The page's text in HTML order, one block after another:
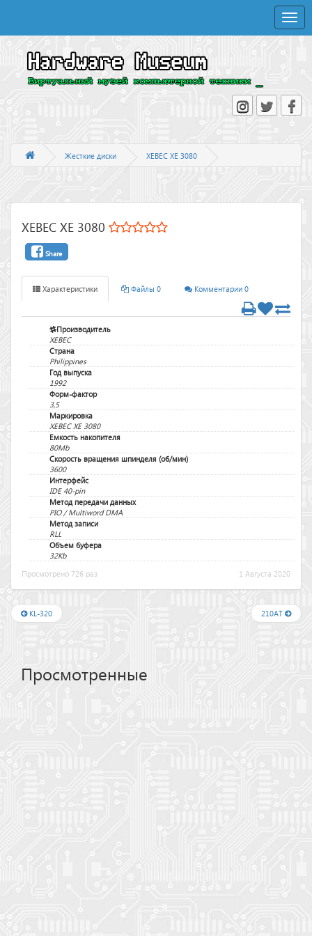
Toggle
Жесткие диски XEBEC XE 3080
XEBEC XE 3080
Share
Характеристики Файлы 0 Комментарии 0
Производитель
XEBEC
Страна
Philippines
Год выпуска
1992
Форм-фактор
3,5
Маркировка
XEBEC XE 3080
Емкость накопителя
80Mb
Скорость вращения шпинделя (об/мин)
3600
Интерфейс
IDE 40-pin
Метод передачи данных
PIO / Multiword DMA
Метод записи
RLL
Объем буфера
32Kb
Просмотрено 726 раз
1 Августа 2020
KL-320 210AT
Просмотренные